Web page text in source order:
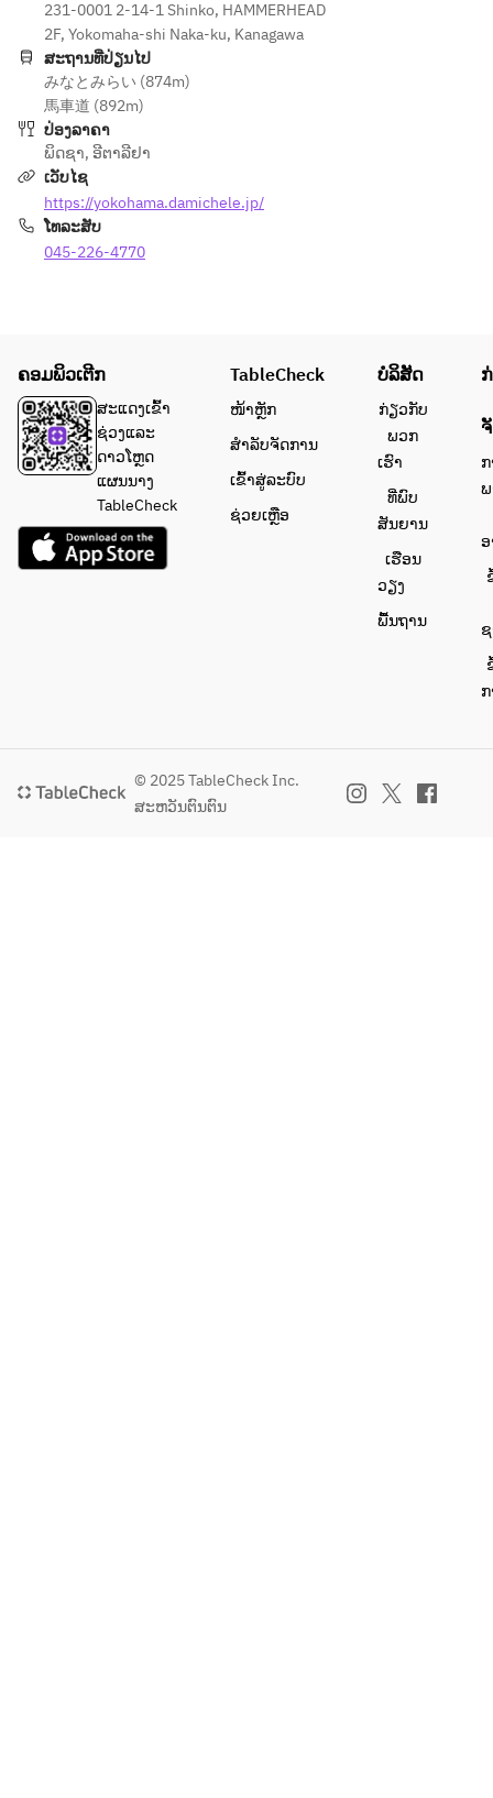
231-0001 2-14-1 Shinko, HAMMERHEAD
2F, Yokomaha-shi Naka-ku, Kanagawa
ສະຖານທີ່ປ່ຽນໄປ
みなとみらい (874m)
馬車道 (892m)
ປ່ອງລາຄາ
ພິດຊາ, ອີຕາລີຢາ
ເວັບໄຊ
https://yokohama.damichele.jp/
ໂທລະສັບ
045-226-4770
ຄອມພິວເຕີກ
ສະແດງເຂົ້າ
ຊ່ວງແລະ
ດາວໂຫຼດ
ແຜນນາງ
TableCheck
TableCheck
ໜ້າຫຼັກ
ສຳລັບຈັດການ
ເຂົ້າສູ່ລະບົບ
ຊ່ວຍເຫຼືອ
ບໍລິສັດ
ກ່ຽວກັບ
ພວກ
ເຮົາ
ທີ່ພົບ
ສັນຍານ
ເຮືອນ
ວຽງ
ພື້ນຖານ
© 2025 TableCheck Inc.
ສະຫວັນຕົນຕົນ